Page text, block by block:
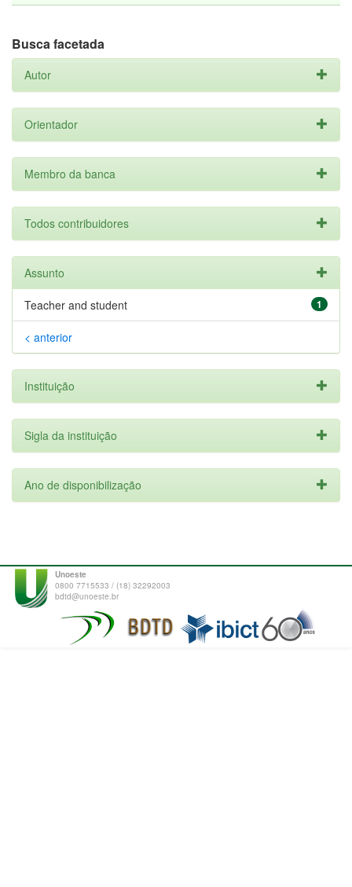
Busca facetada
Autor
Orientador
Membro da banca
Todos contribuidores
Assunto
1
Teacher and student
< anterior
Instituição
Sigla da instituição
Ano de disponibilização
Unoeste
0800 7715533 / (18) 32292003
bdtd@unoeste.br